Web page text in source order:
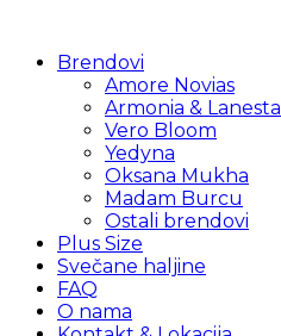
Brendovi
Amore Novias
Armonia & Lanesta
Vero Bloom
Yedyna
Oksana Mukha
Madam Burcu
Ostali brendovi
Plus Size
Svečane haljine
FAQ
O nama